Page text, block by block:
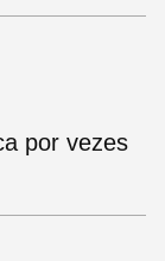
por vezes